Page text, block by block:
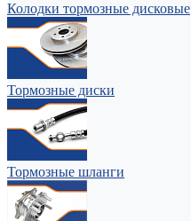
Колодки тормозные дисковые
Тормозные диски
Тормозные шланги